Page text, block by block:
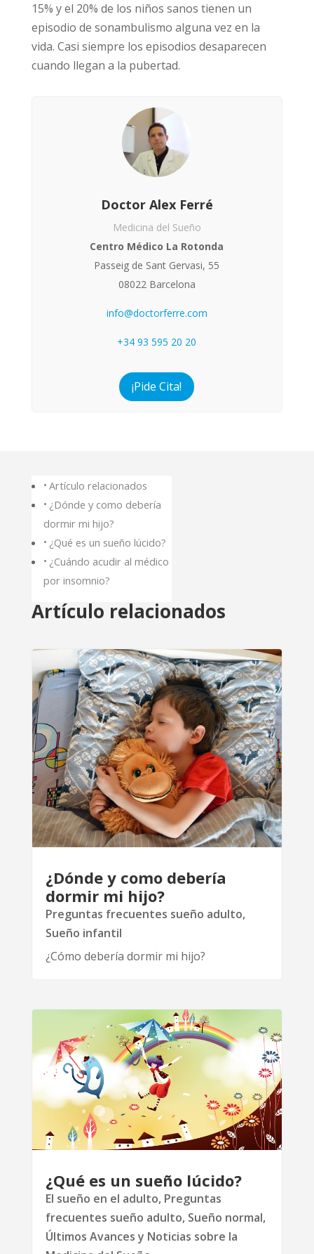
15% y el 20% de los niños sanos tienen un
episodio de sonambulismo alguna vez en la
vida. Casi siempre los episodios desaparecen
cuando llegan a la pubertad.
Doctor Alex Ferré
Medicina del Sueño
Centro Médico La Rotonda
Passeig de Sant Gervasi, 55
08022 Barcelona
info@doctorferre.com
+34 93 595 20 20
¡Pide Cita!
Artículo relacionados
¿Dónde y como debería
dormir mi hijo?
¿Qué es un sueño lúcido?
¿Cuándo acudir al médico
por insomnio?
Artículo relacionados
¿Dónde y como debería
dormir mi hijo?
Preguntas frecuentes sueño adulto,
Sueño infantil
¿Cómo debería dormir mi hijo?
¿Qué es un sueño lúcido?
El sueño en el adulto, Preguntas
frecuentes sueño adulto, Sueño normal,
Últimos Avances y Noticias sobre la